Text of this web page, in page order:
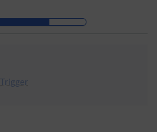
Trigger